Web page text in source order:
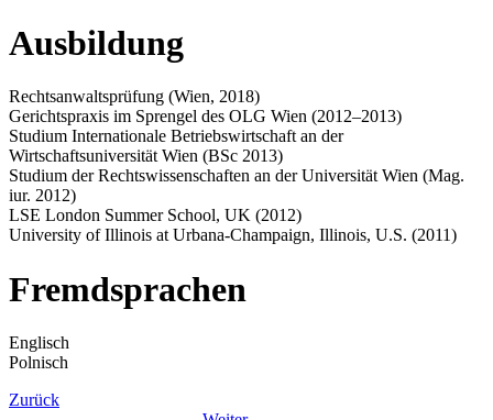
Ausbildung
Rechtsanwaltsprüfung (Wien, 2018)
Gerichtspraxis im Sprengel des OLG Wien (2012–2013)
Studium Internationale Betriebswirtschaft an der
Wirtschaftsuniversität Wien (BSc 2013)
Studium der Rechtswissenschaften an der Universität Wien (Mag.
iur. 2012)
LSE London Summer School, UK (2012)
University of Illinois at Urbana-Champaign, Illinois, U.S. (2011)
Fremdsprachen
Englisch
Polnisch
Zurück